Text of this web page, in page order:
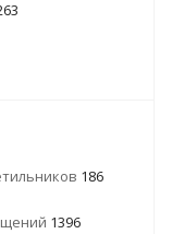
186
1396